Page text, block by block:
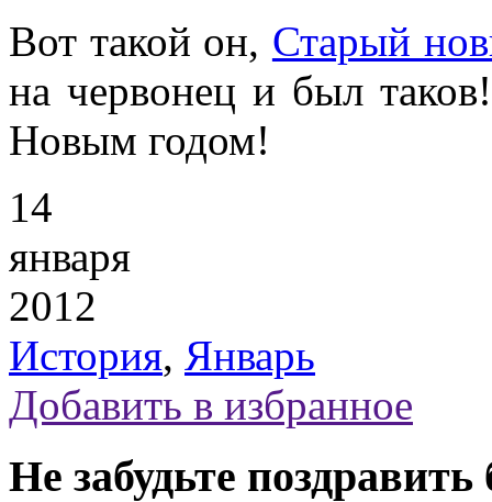
Вот такой он, Старый
на червонец и был
Новым годом!
14
января
2012
История, Январь
Добавить в избранное
Не забудьте